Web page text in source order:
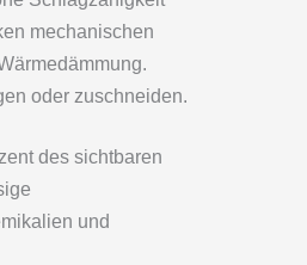
mechanischen
oder zuschneiden.
des sichtbaren
und